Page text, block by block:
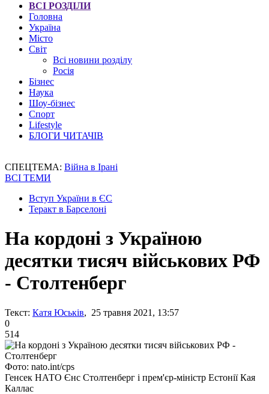
ВСІ РОЗДІЛИ
Головна
Україна
Місто
Світ
Всі новини розділу
Росія
Бізнес
Наука
Шоу-бізнес
Спорт
Lifestyle
БЛОГИ ЧИТАЧІВ
СПЕЦТЕМА: Війна в Ірані
ВСІ ТЕМИ
Вступ України в ЄС
Теракт в Барселоні
На кордоні з Україною
десятки тисяч військових РФ
- Столтенберг
Текст: Катя Юськів, 25 травня 2021, 13:57
0
514
Фото: nato.int/cps
Генсек НАТО Єнс Столтенберг і прем'єр-міністр Естонії Кая
Каллас